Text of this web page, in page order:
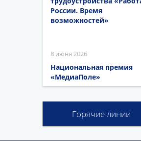
России. Время
возможностей»
8 июня 2026
Национальная премия
«МедиаПоле»
Горячие линии